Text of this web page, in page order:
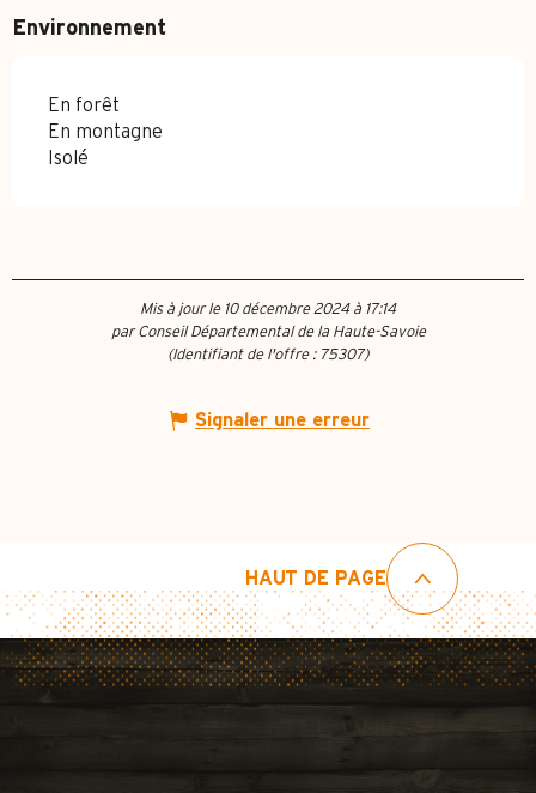
Environnement
En forêt
En montagne
Isolé
Mis à jour le 10 décembre 2024 à 17:14
par Conseil Départemental de la Haute-Savoie
(Identifiant de l'offre : 75307)
Signaler une erreur
HAUT DE PAGE